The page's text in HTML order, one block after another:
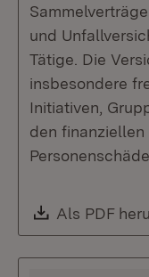
und
Tätige. Die
insbesondere
Initiativen,
den finanziellen
Download:
Als PDF